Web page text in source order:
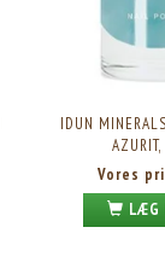
IDUN
Vores
LÆG